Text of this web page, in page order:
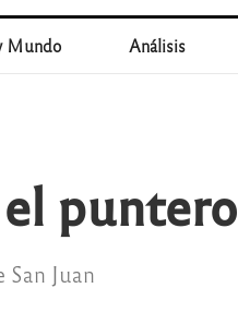
Mundo Análisis
puntero
Juan